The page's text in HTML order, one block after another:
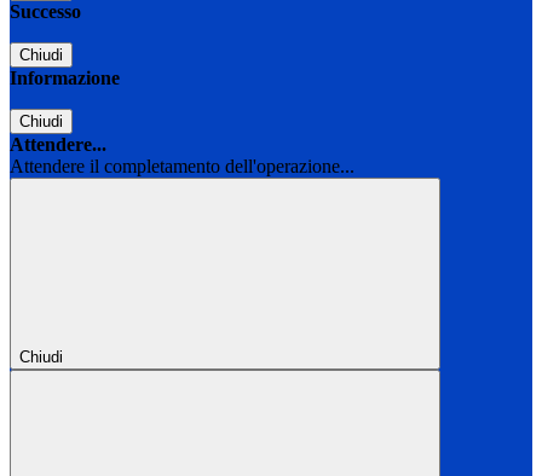
Successo
Chiudi
Informazione
Chiudi
Attendere...
Attendere il completamento dell'operazione...
Chiudi